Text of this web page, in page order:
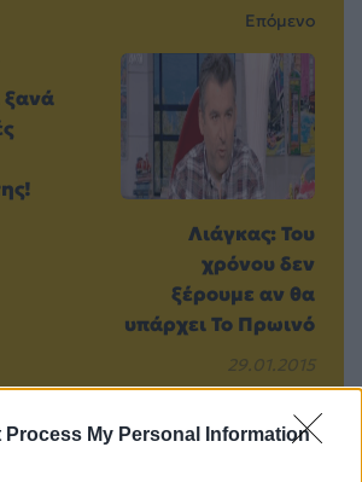
Process My Personal Information
ξανά
Επόμενο
Λιάγκας: Του
χρόνου δεν
ξέρουμε αν θα
υπάρχει Το Πρωινό
29.01.2015